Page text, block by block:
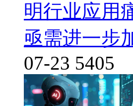
明行业应用
亟需进一步
07-23 5405